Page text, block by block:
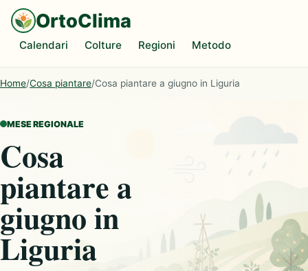
OrtoClima
Calendari Colture Regioni Metodo
Home/Cosa piantare/Cosa piantare a giugno in Liguria
MESE REGIONALE
Cosa
piantare a
giugno in
Liguria